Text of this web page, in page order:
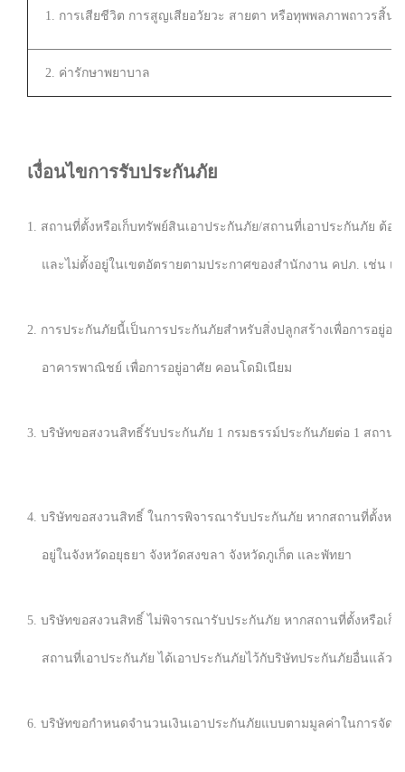
1. การเสียชีวิต การสูญเสียอวัยวะ สายตา หรือทุพพลภาพถาวรสิ้นเ
2. ค่ารักษาพยาบาล
เงื่อนไขการรับประกันภัย
1. สถานที่ตั้งหรือเก็บทรัพย์สินเอาประกันภัย/สถานที่เอาประกันภัย ต้
และไม่ตั้งอยู่ในเขตอัตรายตามประกาศของสำนักงาน คปภ. เช่น เ
2. การประกันภัยนี้เป็นการประกันภัยสำหรับสิ่งปลูกสร้างเพื่อการอยู่อ
อาคารพาณิชย์ เพื่อการอยู่อาศัย คอนโดมิเนียม
3. บริษัทขอสงวนสิทธิ์รับประกันภัย 1 กรมธรรม์ประกันภัยต่อ 1 สถาน
4. บริษัทขอสงวนสิทธิ์ ในการพิจารณารับประกันภัย หากสถานที่ตั้งหรื
อยู่ในจังหวัดอยุธยา จังหวัดสงขลา จังหวัดภูเก็ต และพัทยา
5. บริษัทขอสงวนสิทธิ์ ไม่พิจารณารับประกันภัย หากสถานที่ตั้งหรือเก็
สถานที่เอาประกันภัย ได้เอาประกันภัยไว้กับริษัทประกันภัยอื่นแล้ว
6. บริษัทขอกำหนดจำนวนเงินเอาประกันภัยแบบตามมูลค่าในการจัด